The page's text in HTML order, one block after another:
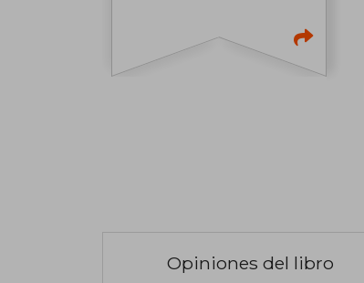
Opiniones del libro